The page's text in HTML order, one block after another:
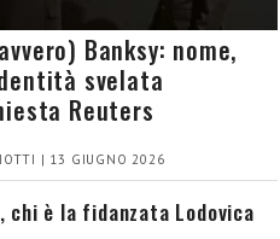
Banksy: nome,
svelata
Reuters
| 13 GIUGNO 2026
chi è la fidanzata Lodovica